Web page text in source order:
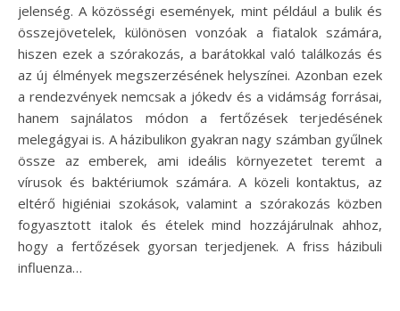
jelenség. A közösségi események, mint például a bulik és
összejövetelek, különösen vonzóak a fiatalok számára,
hiszen ezek a szórakozás, a barátokkal való találkozás és
az új élmények megszerzésének helyszínei. Azonban ezek
a rendezvények nemcsak a jókedv és a vidámság forrásai,
hanem sajnálatos módon a fertőzések terjedésének
melegágyai is. A házibulikon gyakran nagy számban gyűlnek
össze az emberek, ami ideális környezetet teremt a
vírusok és baktériumok számára. A közeli kontaktus, az
eltérő higiéniai szokások, valamint a szórakozás közben
fogyasztott italok és ételek mind hozzájárulnak ahhoz,
hogy a fertőzések gyorsan terjedjenek. A friss házibuli
influenza…